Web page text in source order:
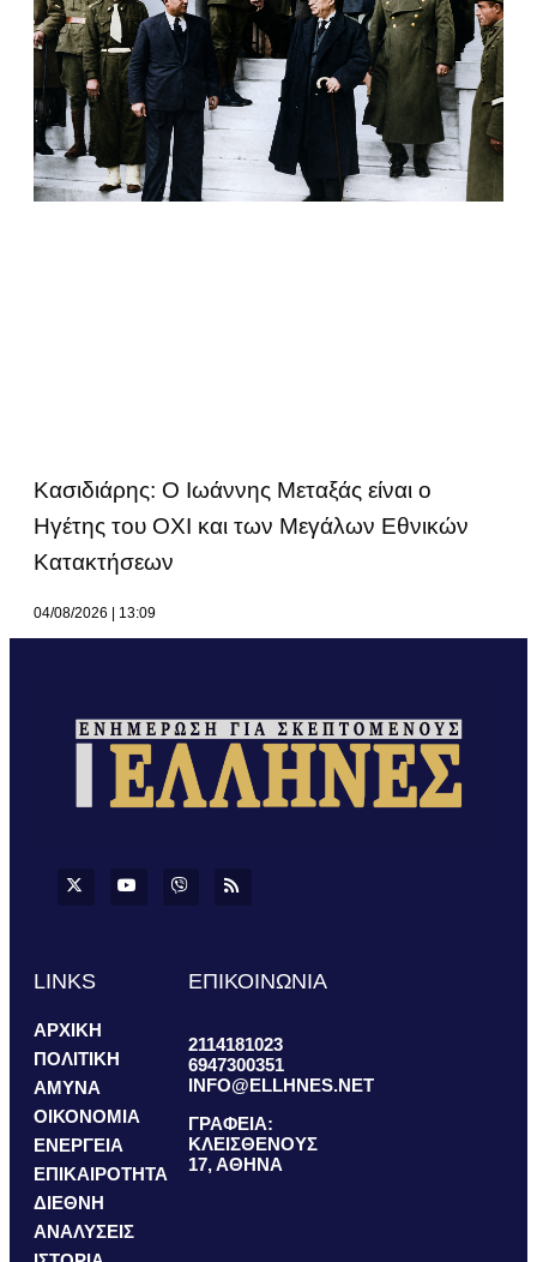
Κασιδιάρης: Ο Ιωάννης Μεταξάς είναι ο
Ηγέτης του ΟΧΙ και των Μεγάλων Εθνικών
Κατακτήσεων
04/08/2026 13:09
LINKS
ΑΡΧΙΚΗ
ΠΟΛΙΤΙΚΗ
ΑΜΥΝΑ
ΟΙΚΟΝΟΜΙΑ
ΕΝΕΡΓΕΙΑ
ΕΠΙΚΑΙΡΟΤΗΤΑ
ΔΙΕΘΝΗ
ΑΝΑΛΥΣΕΙΣ
ΕΠΙΚΟΙΝΩΝΙΑ
2114181023
6947300351
INFO@ELLHNES.NET
ΓΡΑΦΕΙΑ:
ΚΛΕΙΣΘΕΝΟΥΣ
17, ΑΘΗΝΑ